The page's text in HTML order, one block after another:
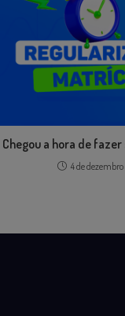
Chegou a hora de
4 de dezembro